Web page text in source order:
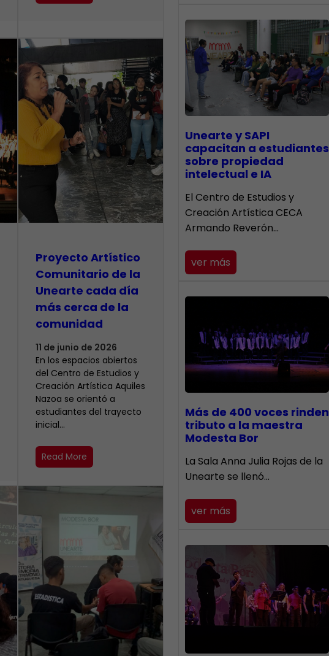
Proyecto Artístico
Comunitario de la
Unearte cada día
más cerca de la
comunidad
11 de junio de 2026
En los espacios abiertos
del Centro de Estudios y
Creación Artística Aquiles
Nazoa se orientó a
estudiantes del trayecto
inicial…
Read More
Unearte y SAPI
capacitan a estudiantes
sobre propiedad
intelectual e IA
El Centro de Estudios y
Creación Artística CECA
Armando Reverón…
ver más
Más de 400 voces rinden
tributo a la maestra
Modesta Bor
​La Sala Anna Julia Rojas de la
Unearte se llenó…
ver más